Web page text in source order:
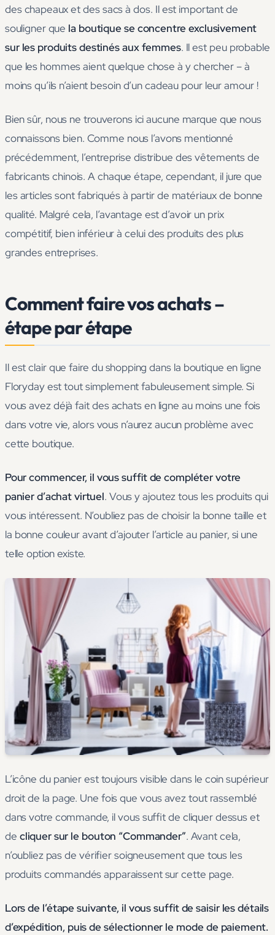
des chapeaux et des sacs à dos. Il est important de
souligner que la boutique se concentre exclusivement
sur les produits destinés aux femmes. Il est peu probable
que les hommes aient quelque chose à y chercher – à
moins qu’ils n’aient besoin d’un cadeau pour leur amour !
Bien sûr, nous ne trouverons ici aucune marque que nous
connaissons bien. Comme nous l’avons mentionné
précédemment, l’entreprise distribue des vêtements de
fabricants chinois. A chaque étape, cependant, il jure que
les articles sont fabriqués à partir de matériaux de bonne
qualité. Malgré cela, l’avantage est d’avoir un prix
compétitif, bien inférieur à celui des produits des plus
grandes entreprises.
Comment faire vos achats –
étape par étape
Il est clair que faire du shopping dans la boutique en ligne
Floryday est tout simplement fabuleusement simple. Si
vous avez déjà fait des achats en ligne au moins une fois
dans votre vie, alors vous n’aurez aucun problème avec
cette boutique.
Pour commencer, il vous suffit de compléter votre
panier d’achat virtuel. Vous y ajoutez tous les produits qui
vous intéressent. N’oubliez pas de choisir la bonne taille et
la bonne couleur avant d’ajouter l’article au panier, si une
telle option existe.
L’icône du panier est toujours visible dans le coin supérieur
droit de la page. Une fois que vous avez tout rassemblé
dans votre commande, il vous suffit de cliquer dessus et
de cliquer sur le bouton “Commander”. Avant cela,
n’oubliez pas de vérifier soigneusement que tous les
produits commandés apparaissent sur cette page.
Lors de l’étape suivante, il vous suffit de saisir les détails
d’expédition, puis de sélectionner le mode de paiement.